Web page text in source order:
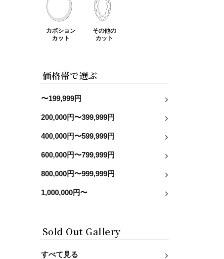
カボション
カット
その他の
カット
価格帯で選ぶ
〜199,999円
200,000円〜399,999円
400,000円〜599,999円
600,000円〜799,999円
800,000円〜999,999円
1,000,000円〜
Sold Out Gallery
すべて見る